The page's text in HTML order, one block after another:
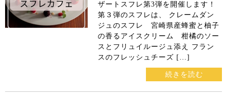
ザートスフレ第3弾を開催します！
第３弾のスフレは、 クレームダン
ジュのスフレ 宮崎県産蜂蜜と柚子
の香るアイスクリーム 柑橘のソー
スとフリュイルージュ添え フラン
スのフレッシュチーズ […]
続きを読む